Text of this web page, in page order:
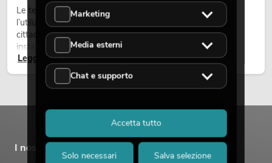
Le teste mobili outdoor sono proiettori motorizzati per
l’utilizzo all’aperto. Vengono impiegate in festival, feste
cittadine, concerti open-air, allestimenti architetturali e
installazioni temporanee all’esterno.
Leggi ora
I nostri marchi
Marketing
Media esterni
Chat e supporto
Solo necessari Salva selezione
Accetta tutto